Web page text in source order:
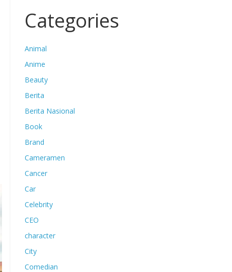
Categories
Animal
Anime
Beauty
Berita
Berita Nasional
Book
Brand
Cameramen
Cancer
Car
Celebrity
CEO
character
City
Comedian